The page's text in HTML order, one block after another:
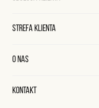
Współpraca
Regulamin sklepu
Reklamacje i zwroty
Strefa klienta
Edycja profilu
O nas
Oryginalne naszyjniki,
Kontakt